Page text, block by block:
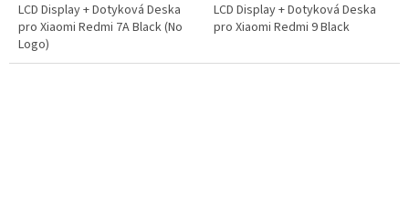
LCD Display + Dotyková Deska
pro Xiaomi Redmi 7A Black (No
Logo)
LCD Display + Dotyková Deska
pro Xiaomi Redmi 9 Black